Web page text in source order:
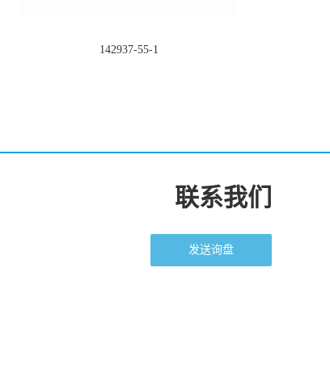
142937-55-1
联系我们
发送询盘